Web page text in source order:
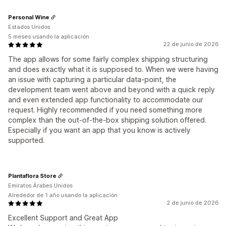
22 de junio de 2026
The app allows for some fairly complex shipping structuring
and does exactly what it is supposed to. When we were having
an issue with capturing a particular data-point, the
development team went above and beyond with a quick reply
and even extended app functionality to accommodate our
request. Highly recommended if you need something more
complex than the out-of-the-box shipping solution offered.
Especially if you want an app that you know is actively
supported.
Personal Wine
Estados Unidos
5 meses usando la aplicación
2 de junio de 2026
Excellent Support and Great App
Plantaflora Store
Emiratos Árabes Unidos
Alrededor de 1 año usando la aplicación